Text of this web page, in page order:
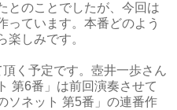
とのことでしたが、今回は
っています。本番どのよう
楽しみです。
く予定です。壺井一歩さん
第6番」は前回演奏させて
ソネット 第5番」の連番作